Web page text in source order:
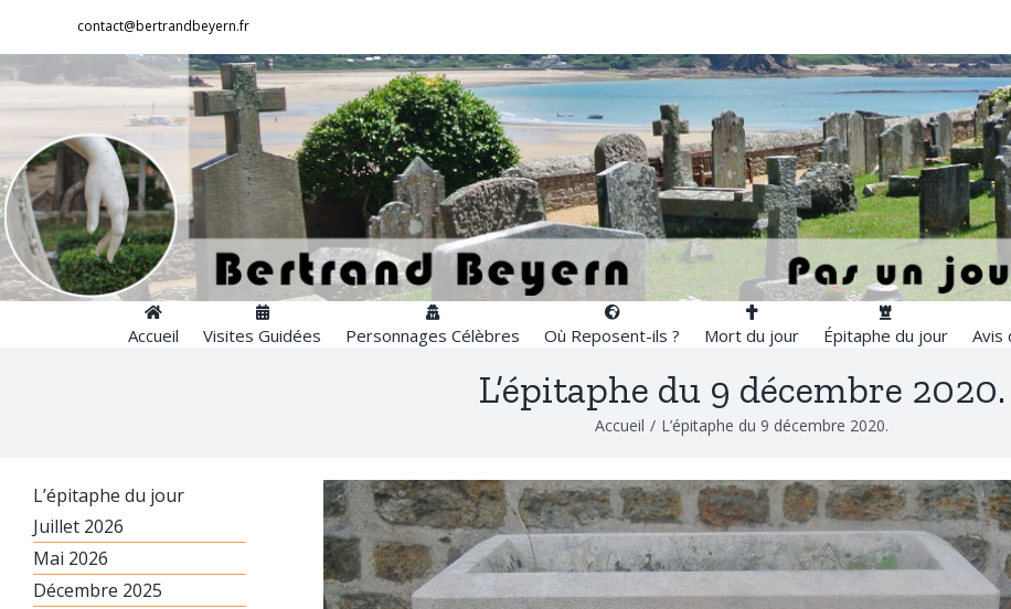
contenu
contact@bertrandbeyern.fr
Accueil Visites Guidées Personnages Célèbres Où Reposent-ils ? Mort du jour Épitaphe du jour Avis
L’épitaphe du 9 décembre 2020.
Accueil / L’épitaphe du 9 décembre 2020.
L’épitaphe du jour
Juillet 2026
Mai 2026
Décembre 2025